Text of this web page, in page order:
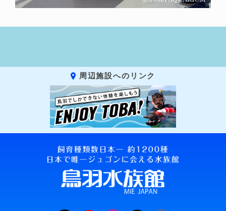
周辺施設へのリンク